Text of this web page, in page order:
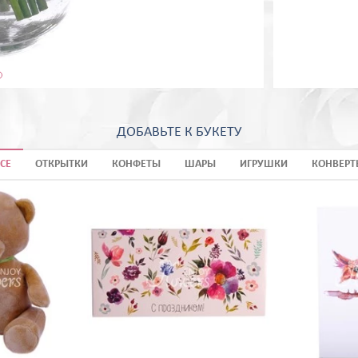
ДОБАВЬТЕ К БУКЕТУ
ОТКРЫТКИ КОНФЕТЫ ШАРЫ ИГРУШКИ